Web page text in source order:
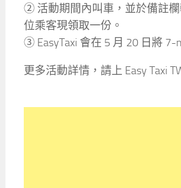
② 活動期間內叫車，並於備註
位乘客現領取一份。
③ EasyTaxi 會在 5 月 20 日將 7-
更多活動詳情，請上 Easy Taxi